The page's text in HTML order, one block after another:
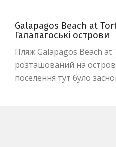
Galapagos Beach at
Галапагоські острови
Пляж Galapagos Beach at
розташований на
поселення тут було